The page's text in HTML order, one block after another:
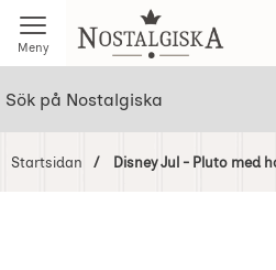
Meny Startsidan för
Startsidan Disney Jul - Pluto med